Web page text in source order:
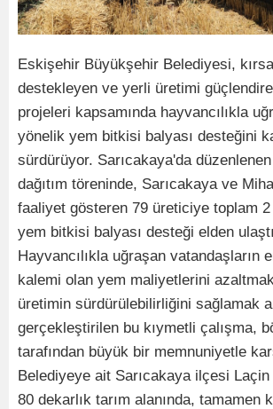
Eskişehir Büyükşehir Belediyesi,
destekleyen ve yerli üretimi
projeleri kapsamında hayvancılıkla
yönelik yem bitkisi balyası desteğini
sürdürüyor. Sarıcakaya'da
dağıtım töreninde, Sarıcakaya ve
faaliyet gösteren 79 üreticiye toplam
yem bitkisi balyası desteği elden
Hayvancılıkla uğraşan vatandaşların
kalemi olan yem maliyetlerini
üretimin sürdürülebilirliğini sağlamak
gerçekleştirilen bu kıymetli çalışma,
tarafından büyük bir memnuniyetle
Belediyeye ait Sarıcakaya ilçesi
80 dekarlık tarım alanında, tamamen